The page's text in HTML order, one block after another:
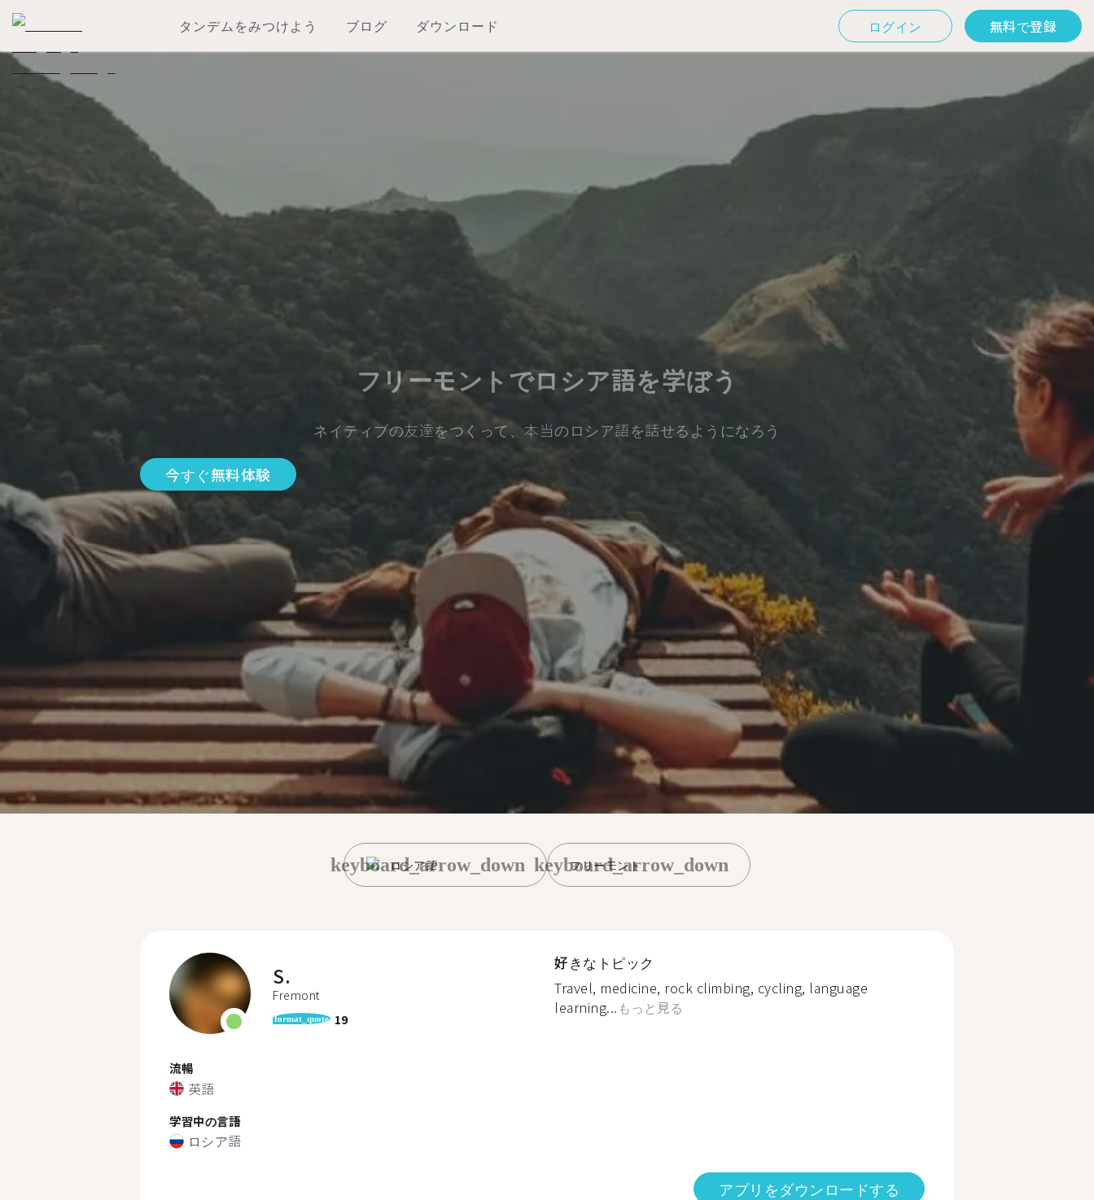
タンデムをみつけよう ブログ ダウンロード ログイン 無料で登録
フリーモントでロシア語を学ぼう
ネイティブの友達をつくって、本当のロシア語を話せるようになろう
今すぐ無料体験
ロシア語
keyboard_arrow_down フリーモント
keyboard_arrow_down
S.
Fremont
format_quote 19
流暢
英語
学習中の言語
ロシア語
好きなトピック
Travel, medicine, rock climbing, cycling, language
learning... もっと見る
アプリをダウンロードする